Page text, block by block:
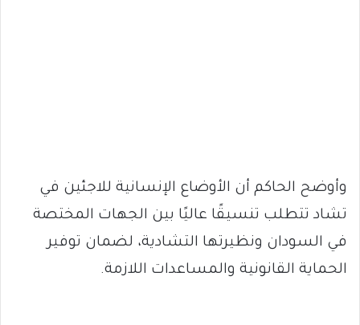
وأوضح الحاكم أن الأوضاع الإنسانية للاجئين في
تشاد تتطلب تنسيقًا عاليًا بين الجهات المختصة
في السودان ونظيرتها التشادية، لضمان توفير
الحماية القانونية والمساعدات اللازمة.